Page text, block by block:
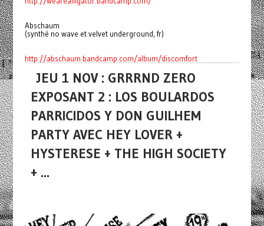
Abschaum
(synthé no wave et velvet underground, fr)
http://abschaum.bandcamp.com/album/discomfort
JEU 1 NOV : GRRRND ZERO
EXPOSANT 2 : LOS BOULARDOS
PARRICIDOS Y DON GUILHEM
PARTY AVEC HEY LOVER +
HYSTERESE + THE HIGH SOCIETY
+ ...